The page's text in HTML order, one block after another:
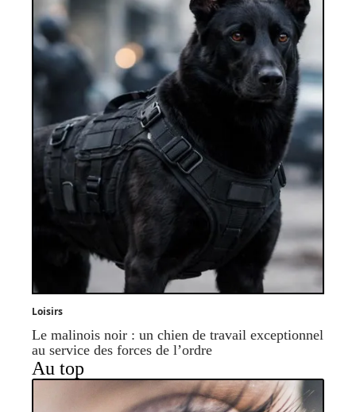
Loisirs
Le malinois noir : un chien de travail exceptionnel
au service des forces de l’ordre
Au top